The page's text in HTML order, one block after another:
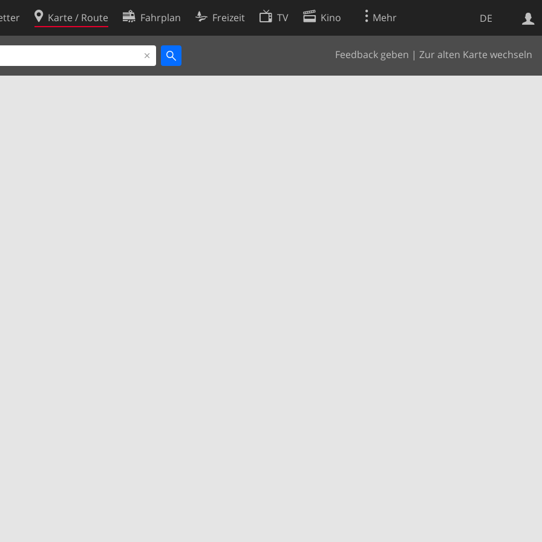
DE
Karte / Route Fahrplan Freizeit TV Kino Mehr
Feedback geben | Zur alten Karte wechseln
Websuche
Cookie-Richtlinie
Cookie-Einstellungen